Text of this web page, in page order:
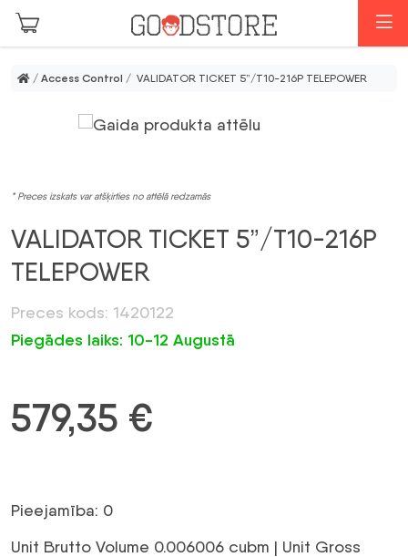
Skip to main content
/ Access Control / VALIDATOR TICKET 5”/T10-216P TELEPOWER
* Preces izskats var atšķirties no attēlā redzamās
VALIDATOR TICKET 5”/T10-216P
TELEPOWER
Preces kods: 1420122
Piegādes laiks: 10-12 Augustā
579,35 €
Pieejamība: 0
Unit Brutto Volume 0.006006 cubm | Unit Gross